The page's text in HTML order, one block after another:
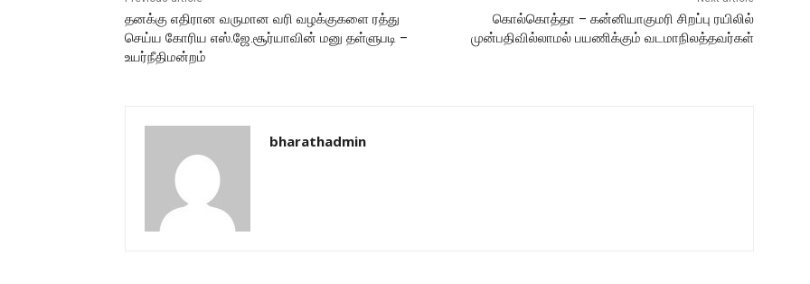
தனக்கு எதிரான வருமான வரி வழக்குகளை ரத்து
செய்ய கோரிய எஸ்.ஜே.சூர்யாவின் மனு தள்ளுபடி –
உயர்நீதிமன்றம்
கொல்கொத்தா – கன்னியாகுமரி சிறப்பு ரயிலில்
முன்பதிவில்லாமல் பயணிக்கும் வடமாநிலத்தவர்கள்
bharathadmin